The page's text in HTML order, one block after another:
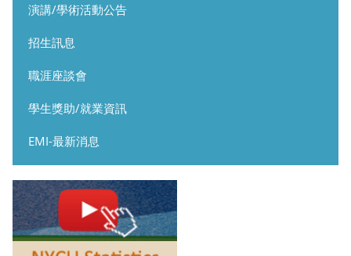
演講/學術活動公告
招生訊息
職涯座談會
學生獎助/就業資訊
EMI-最新消息